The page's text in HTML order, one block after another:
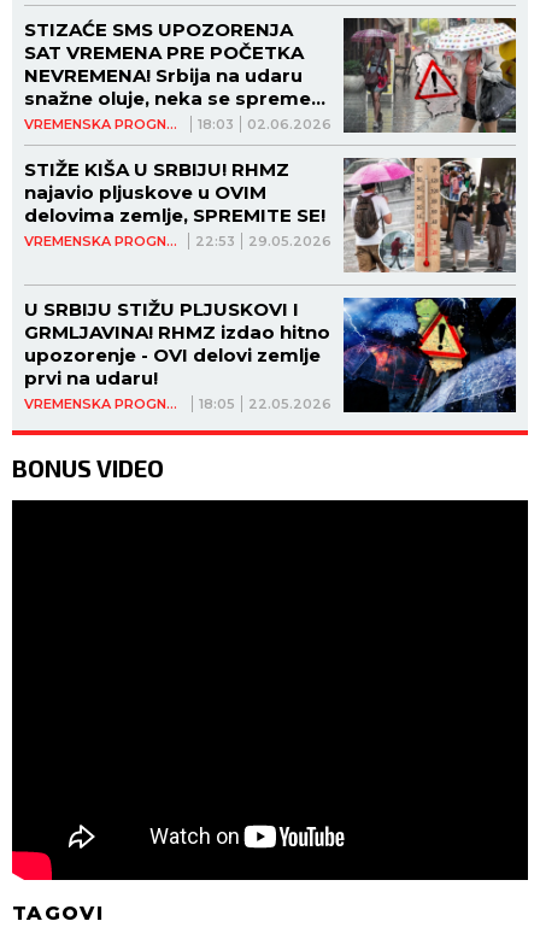
VREMENSKA PROGNOZA 18:03 02.06.2026
STIZAĆE SMS UPOZORENJA
SAT VREMENA PRE POČETKA
NEVREMENA! Srbija na udaru
snažne oluje, neka se spreme
OVI delovi zemlje!
VREMENSKA PROGNOZA 22:53 29.05.2026
STIŽE KIŠA U SRBIJU! RHMZ
najavio pljuskove u OVIM
delovima zemlje, SPREMITE SE!
VREMENSKA PROGNOZA 18:05 22.05.2026
U SRBIJU STIŽU PLJUSKOVI I
GRMLJAVINA! RHMZ izdao hitno
upozorenje - OVI delovi zemlje
prvi na udaru!
BONUS VIDEO
TAGOVI